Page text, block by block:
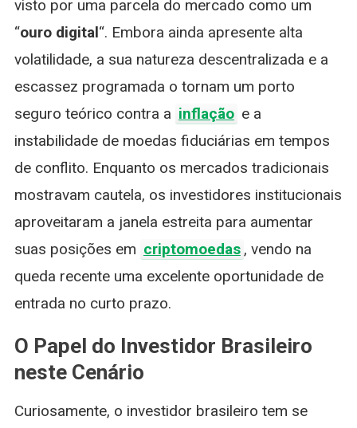
visto por uma parcela do mercado como um
“ouro digital“. Embora ainda apresente alta
volatilidade, a sua natureza descentralizada e a
escassez programada o tornam um porto
seguro teórico contra a inflação e a
instabilidade de moedas fiduciárias em tempos
de conflito. Enquanto os mercados tradicionais
mostravam cautela, os investidores institucionais
aproveitaram a janela estreita para aumentar
suas posições em criptomoedas , vendo na
queda recente uma excelente oportunidade de
entrada no curto prazo.
O Papel do Investidor Brasileiro
neste Cenário
Curiosamente, o investidor brasileiro tem se